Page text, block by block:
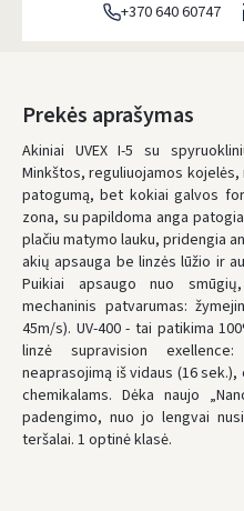
DPD
LP Express
LP Express
Pirmadienį,
UŽSAKYMUS NUO80 €
IKI NEMOKAMO
* Pristatymo terminai yra
+370 640 60747
Prekės aprašymas
Akiniai UVEX I-5 su
Minkštos, reguliuojamos
patogumą, bet kokiai galvos
zona, su papildoma anga
plačiu matymo lauku, pridengia
akių apsauga be linzės lūžio ir
Puikiai apsaugo nuo
mechaninis patvarumas:
45m/s). UV-400 - tai patikima
linzė supravision
neaprasojimą iš vidaus (16
chemikalams. Dėka naujo
padengimo, nuo jo lengvai
teršalai. 1 optinė klasė.